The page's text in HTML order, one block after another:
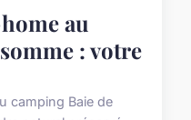
au
: votre
camping Baie de